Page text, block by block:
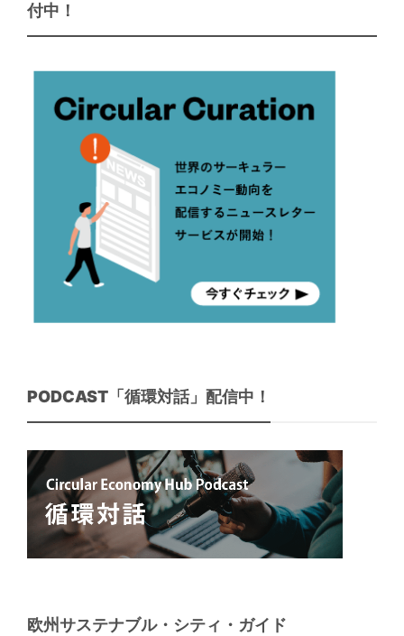
付中！
PODCAST「循環対話」配信中！
欧州サステナブル・シティ・ガイド